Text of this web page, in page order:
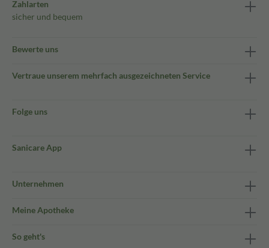
Zahlarten
sicher und bequem
Bewerte uns
Vertraue unserem mehrfach ausgezeichneten Service
Folge uns
Sanicare App
Unternehmen
Meine Apotheke
So geht's